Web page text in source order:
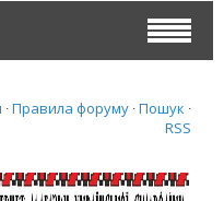
· Правила форуму · Пошук ·
RSS